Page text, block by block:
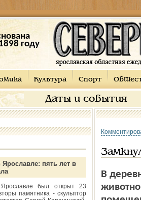
году
Культура Спорт
Даты и события
пять лет в
был открыт 23
памятника - скульптор
В